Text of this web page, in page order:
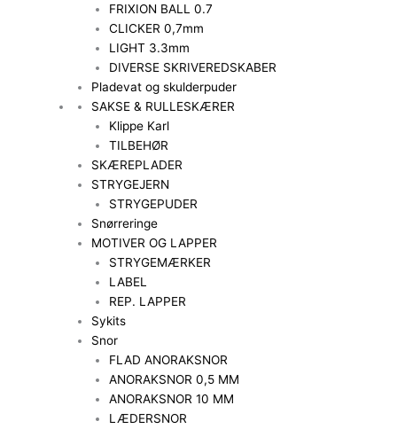
FRIXION BALL 0.7
CLICKER 0,7mm
LIGHT 3.3mm
DIVERSE SKRIVEREDSKABER
Pladevat og skulderpuder
SAKSE & RULLESKÆRER
Klippe Karl
TILBEHØR
SKÆREPLADER
STRYGEJERN
STRYGEPUDER
Snørreringe
MOTIVER OG LAPPER
STRYGEMÆRKER
LABEL
REP. LAPPER
Sykits
Snor
FLAD ANORAKSNOR
ANORAKSNOR 0,5 MM
ANORAKSNOR 10 MM
LÆDERSNOR